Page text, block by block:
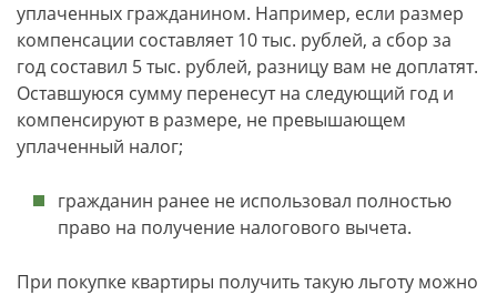
уплаченных гражданином. Например, если размер
компенсации составляет 10 тыс. рублей, а сбор за
год составил 5 тыс. рублей, разницу вам не доплатят.
Оставшуюся сумму перенесут на следующий год и
компенсируют в размере, не превышающем
уплаченный налог;
гражданин ранее не использовал полностью
право на получение налогового вычета.
При покупке квартиры получить такую льготу можно